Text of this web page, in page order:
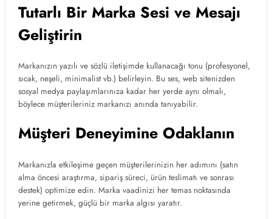
Tutarlı Bir Marka Sesi ve Mesajı
Geliştirin
Markanızın yazılı ve sözlü iletişimde kullanacağı tonu (profesyonel,
sıcak, neşeli, minimalist vb.) belirleyin. Bu ses, web sitenizden
sosyal medya paylaşımlarınıza kadar her yerde aynı olmalı,
böylece müşterileriniz markanızı anında tanıyabilir.
Müşteri Deneyimine Odaklanın
Markanızla etkileşime geçen müşterilerinizin her adımını (satın
alma öncesi araştırma, sipariş süreci, ürün teslimatı ve sonrası
destek) optimize edin. Marka vaadinizi her temas noktasında
yerine getirmek, güçlü bir marka algısı yaratır.